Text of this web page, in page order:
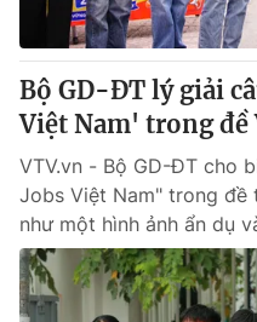
Bộ GD-ĐT lý giải
Việt Nam' trong đề
VTV.vn - Bộ GD-ĐT cho
Jobs Việt Nam" trong đề
như một hình ảnh ẩn dụ